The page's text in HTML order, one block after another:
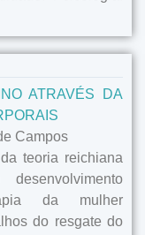
ATRAVÉS DA
Campos
teoria reichiana
da mulher
do resgate do